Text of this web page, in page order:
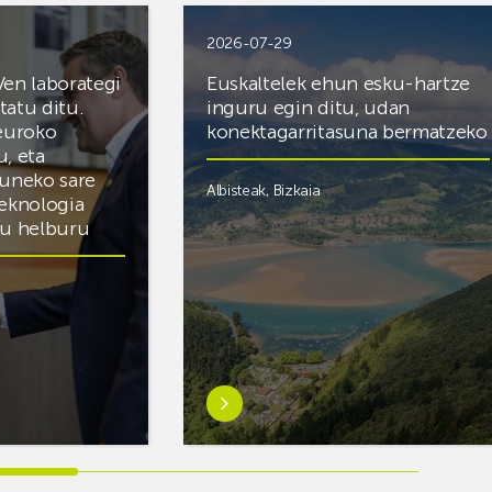
laborategi
ditu.
eta
sare
helburu
2026-07-29
Euskaltelek ehun esku-hartze
inguru egin ditu, udan
konektagarritasuna bermatzeko
Albisteak, Bizkaia
Ezagutu
gehiago:Euskaltelek
ehun
esku-